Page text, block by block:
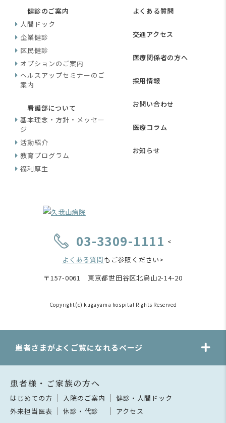
健診のご案内
人間ドック
企業健診
区民健診
オプションのご案内
ヘルスアップセミナーのご
案内
看護部について
基本理念・方針・メッセー
ジ
活動紹介
教育プログラム
福利厚生
よくある質問
交通アクセス
医療関係者の方へ
採用情報
お問い合わせ
医療コラム
お知らせ
03-3309-1111 <
よくある質問もご参照ください>
〒157-0061 東京都世田谷区北烏山2-14-20
Copyright(c) kugayama hospital Rights Reserved
患者さまがよくご覧になれるページ
患者様・ご家族の方へ
はじめての方 入院のご案内
健診・人間ドック
外来担当医表
休診・代診 アクセス